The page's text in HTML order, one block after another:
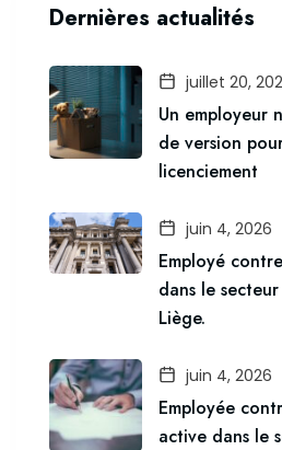
Dernières actualités
juillet 20,
Un employeur
de version
licenciement
juin 4, 2026
Employé
dans le
Liège.
juin 4, 2026
Employée
active dans le